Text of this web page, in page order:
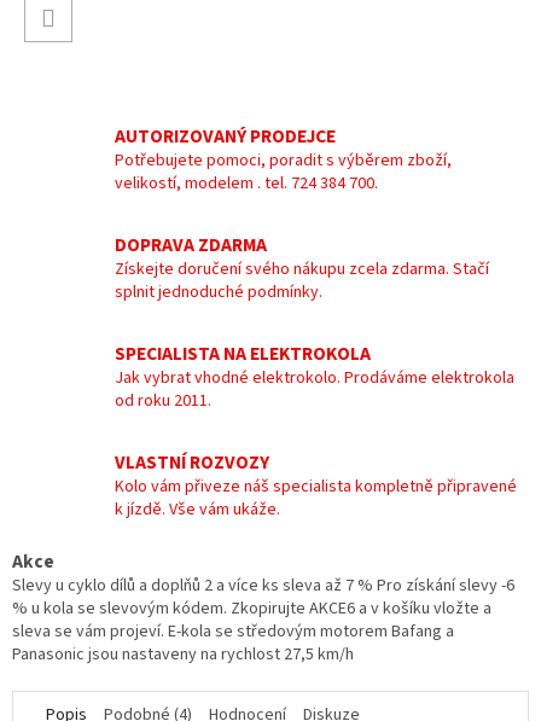
AUTORIZOVANÝ PRODEJCE
Potřebujete pomoci, poradit s výběrem zboží,
velikostí, modelem . tel. 724 384 700.
DOPRAVA ZDARMA
Získejte doručení svého nákupu zcela zdarma. Stačí
splnit jednoduché podmínky.
SPECIALISTA NA ELEKTROKOLA
Jak vybrat vhodné elektrokolo. Prodáváme elektrokola
od roku 2011.
VLASTNÍ ROZVOZY
Kolo vám přiveze náš specialista kompletně připravené
k jízdě. Vše vám ukáže.
Akce
Slevy u cyklo dílů a doplňů 2 a více ks sleva až 7 % Pro získání slevy -6
% u kola se slevovým kódem. Zkopirujte AKCE6 a v košíku vložte a
sleva se vám projeví. E-kola se středovým motorem Bafang a
Panasonic jsou nastaveny na rychlost 27,5 km/h
Popis Podobné (4) Hodnocení Diskuze